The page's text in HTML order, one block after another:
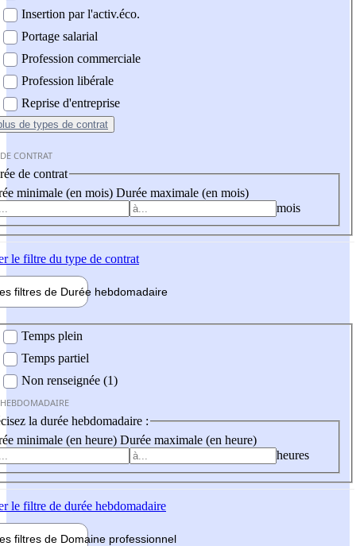
Insertion par l'activ.éco.
Portage salarial
Profession commerciale
Profession libérale
Reprise d'entreprise
de types de contrat
CONTRAT
de contrat
minimale (en mois) Durée maximale (en mois)
mois
le filtre du type de contrat
filtres de Durée hebdomadaire
Temps plein
Temps partiel
Non renseignée (1)
la durée hebdomadaire :
minimale (en heure) Durée maximale (en heure)
heures
le filtre de durée hebdomadaire
filtres de Domaine professionnel